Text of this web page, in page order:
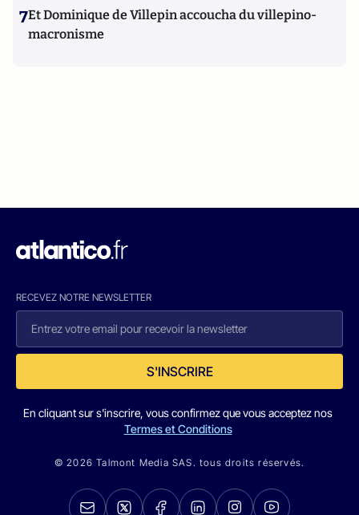
7Et Dominique de Villepin accoucha du villepino-
macronisme
RECEVEZ NOTRE NEWSLETTER
S'INSCRIRE
En cliquant sur s'inscrire, vous confirmez que vous acceptez nos
Termes et Conditions
© 2026 Talmont Media SAS. tous droits réservés.